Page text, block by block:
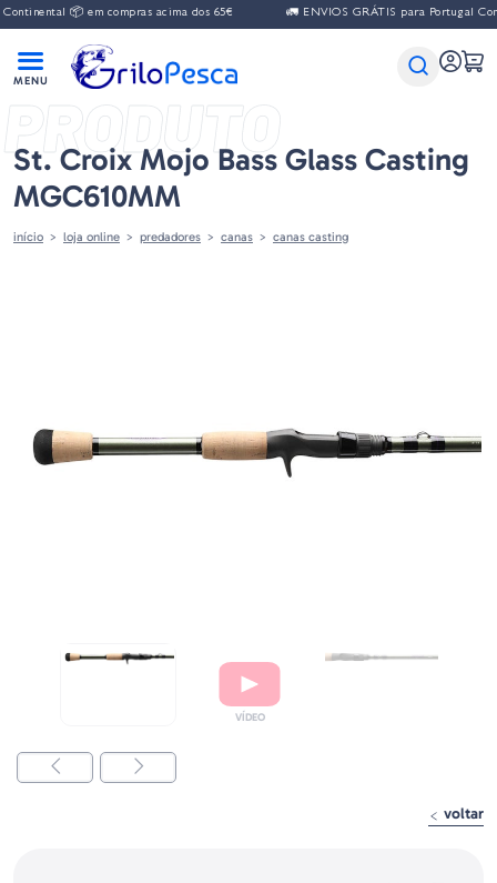
📦 em compras acima dos 65€ 🚛 ENVIOS GRÁTIS para Portugal
PRODUTO
St. Croix Mojo Bass Glass Casting
MGC610MM
início loja online predadores canas canas casting
voltar